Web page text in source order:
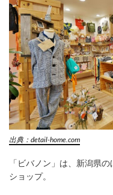
出典：detail-home.com
「ビバノン」は、新潟県
ショップ。